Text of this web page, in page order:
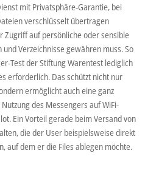
mit Privatsphäre-Garantie, bei
verschlüsselt übertragen
Zugriff auf persönliche oder sensible
Verzeichnisse gewähren muss. So
Test der Stiftung Warentest lediglich
erforderlich. Das schützt nicht nur
ermöglicht auch eine ganz
des Messengers auf WiFi-
Ein Vorteil gerade beim Versand von
die der User beispielsweise direkt
auf dem er die Files ablegen möchte.